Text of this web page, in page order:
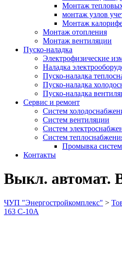
Монтаж
монтаж узлов
Монтаж
Монтаж отопления
Монтаж вентиляции
Пуско-наладка
Электрофизические
Наладка
Пуско-наладка
Пуско-наладка
Пуско-наладка
Сервис и ремонт
Систем
Систем вентиляции
Систем
Систем
Промывка
Контакты
Выкл. автомат.
ЧУП "Энергостройкомплекс" >
163 С-10А